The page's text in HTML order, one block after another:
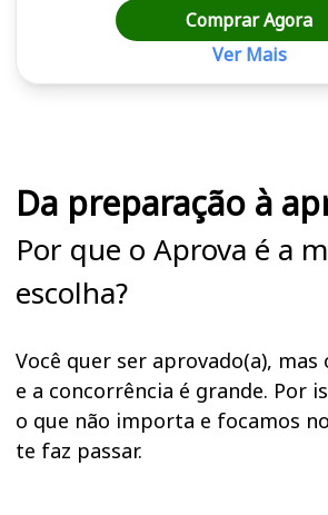
Comprar Agora
Ver Mais
Da preparação à
Por que o Aprova é a
escolha?
Você quer ser aprovado(a),
e a concorrência é grande. Por
o que não importa e focamos
te faz passar.